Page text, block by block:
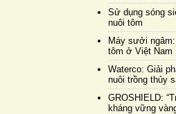
Sử dụng sóng
nuôi tôm
Máy sưởi
tôm ở Việt Nam
Waterco: Giải
nuôi trồng thủy
GROSHIELD:
kháng vững